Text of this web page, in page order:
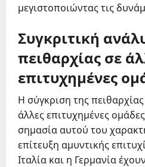
μεγιστοποιώντας τις
Συγκριτική
πειθαρχίας σε
επιτυχημένες
Η σύγκριση της
άλλες επιτυχημένες
σημασία αυτού του
επίτευξη αμυντικής
Ιταλία και η Γερμανία